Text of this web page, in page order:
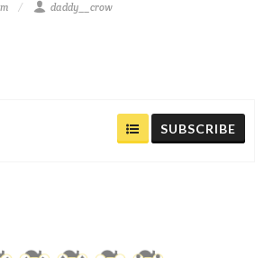
daddy__crow
SUBSCRIBE